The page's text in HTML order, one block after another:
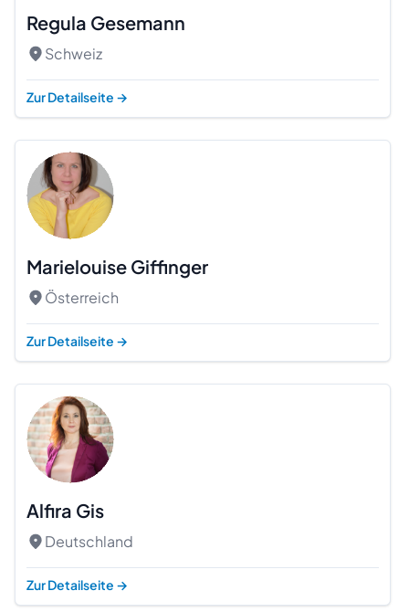
Regula Gesemann
Schweiz
Zur Detailseite →
Marielouise Giffinger
Österreich
Zur Detailseite →
Alfira Gis
Deutschland
Zur Detailseite →